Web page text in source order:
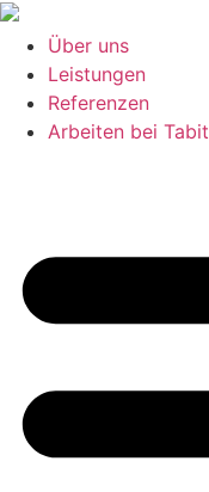
Zum
Inhalt
wechseln
Über uns
Leistungen
Referenzen
Arbeiten bei Tabit